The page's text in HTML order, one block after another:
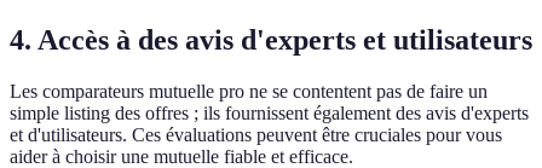
4. Accès à des avis d'experts et utilisateurs
Les comparateurs mutuelle pro ne se contentent pas de faire un
simple listing des offres ; ils fournissent également des avis d'experts
et d'utilisateurs. Ces évaluations peuvent être cruciales pour vous
aider à choisir une mutuelle fiable et efficace.